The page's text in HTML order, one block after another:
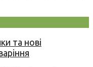
та нові